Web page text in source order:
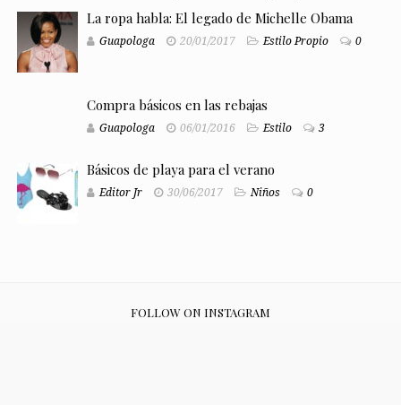
La ropa habla: El legado de Michelle Obama
Guapologa 20/01/2017 Estilo Propio 0
Compra básicos en las rebajas
Guapologa 06/01/2016 Estilo 3
Básicos de playa para el verano
Editor Jr 30/06/2017 Niños 0
FOLLOW ON INSTAGRAM